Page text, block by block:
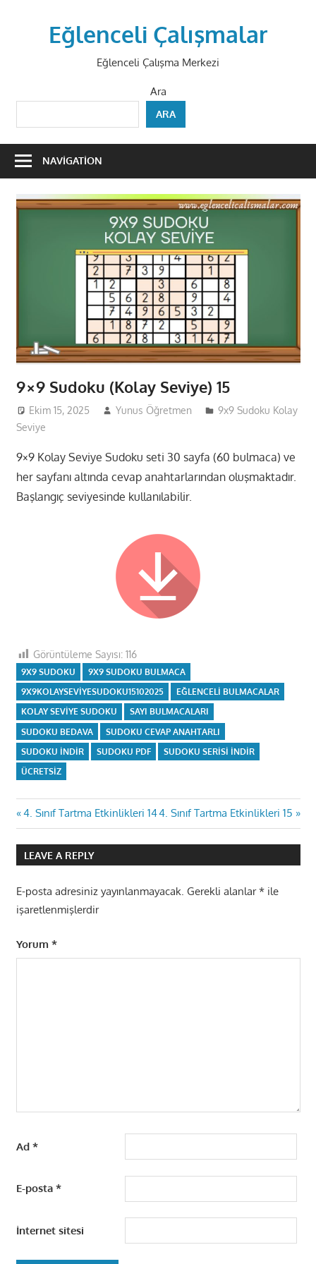
Eğlenceli Çalışmalar
Eğlenceli Çalışma Merkezi
Ara
ARA
NAVIGATION
9×9 Sudoku (Kolay Seviye) 15
Ekim 15, 2025 Yunus Öğretmen
9x9 Sudoku Kolay
Seviye
9×9 Kolay Seviye Sudoku seti 30 sayfa (60 bulmaca) ve
her sayfanı altında cevap anahtarlarından oluşmaktadır.
Başlangıç seviyesinde kullanılabilir.
Görüntüleme Sayısı: 116
9X9 SUDOKU
9X9 SUDOKU BULMACA
9X9KOLAYSEVIYESUDOKU15102025
EĞLENCELI BULMACALAR
KOLAY SEVIYE SUDOKU
SAYI BULMACALARI
SUDOKU BEDAVA
SUDOKU CEVAP ANAHTARLI
SUDOKU INDIR
SUDOKU PDF
SUDOKU SERISI INDIR
ÜCRETSIZ
Yazı
gezinmesi
Previous
Post:
4. Sınıf Tartma Etkinlikleri 14Next
Post:
4. Sınıf Tartma Etkinlikleri 15
LEAVE A REPLY
E-posta adresiniz yayınlanmayacak. Gerekli alanlar*ile
işaretlenmişlerdir
Yorum *
Ad *
E-posta *
İnternet sitesi